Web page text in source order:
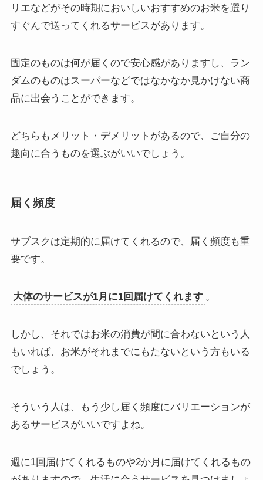
リエなどがその時期においしいおすすめのお米を選り
すぐんで送ってくれるサービスがあります。
固定のものは何が届くので安心感がありますし、ラン
ダムのものはスーパーなどではなかなか見かけない商
品に出会うことができます。
どちらもメリット・デメリットがあるので、ご自分の
趣向に合うものを選ぶがいいでしょう。
届く頻度
サブスクは定期的に届けてくれるので、届く頻度も重
要です。
大体のサービスが1月に1回届けてくれます 。
しかし、それではお米の消費が間に合わないという人
もいれば、お米がそれまでにもたないという方もいる
でしょう。
そういう人は、もう少し届く頻度にバリエーションが
あるサービスがいいですよね。
週に1回届けてくれるものや2か月に届けてくれるもの